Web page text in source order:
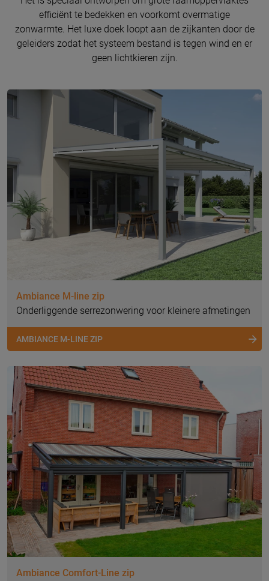
efficiënt te bedekken en voorkomt overmatige
zonwarmte. Het luxe doek loopt aan de zijkanten door de
geleiders zodat het systeem bestand is tegen wind en er
geen lichtkieren zijn.
Ambiance M-line zip
Onderliggende serrezonwering voor kleinere afmetingen
AMBIANCE M-LINE ZIP
Ambiance Comfort-Line zip